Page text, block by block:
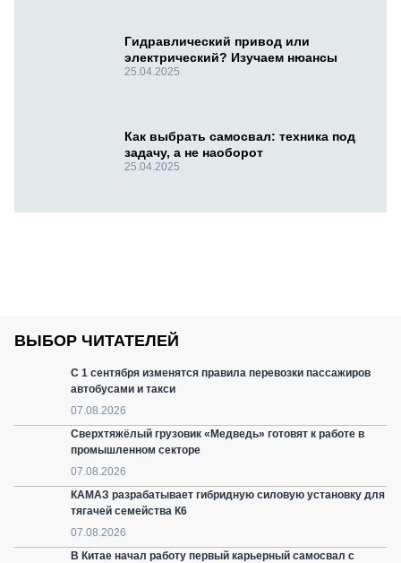
Гидравлический привод или
электрический? Изучаем нюансы
25.04.2025
Как выбрать самосвал: техника под
задачу, а не наоборот
25.04.2025
ВЫБОР ЧИТАТЕЛЕЙ
С 1 сентября изменятся правила перевозки пассажиров
автобусами и такси
07.08.2026
Сверхтяжёлый грузовик «Медведь» готовят к работе в
промышленном секторе
07.08.2026
КАМАЗ разрабатывает гибридную силовую установку для
тягачей семейства К6
07.08.2026
В Китае начал работу первый карьерный самосвал с